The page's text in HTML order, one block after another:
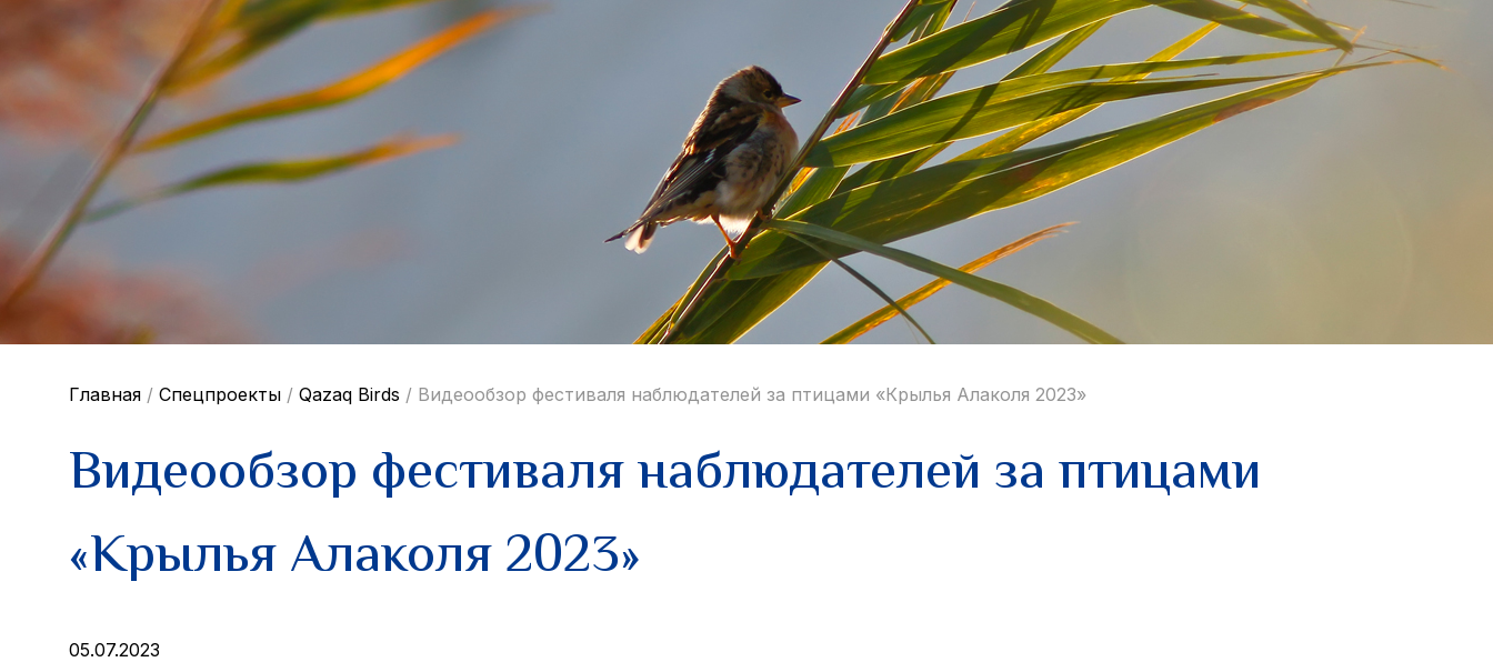
Главная / Спецпроекты / Qazaq Birds / Видеообзор фестиваля наблюдателей за птицами «Крылья Алаколя 2023»
Видеообзор фестиваля наблюдателей за птицами
«Крылья Алаколя 2023»
05.07.2023